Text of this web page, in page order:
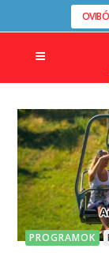
PROGRAMOK